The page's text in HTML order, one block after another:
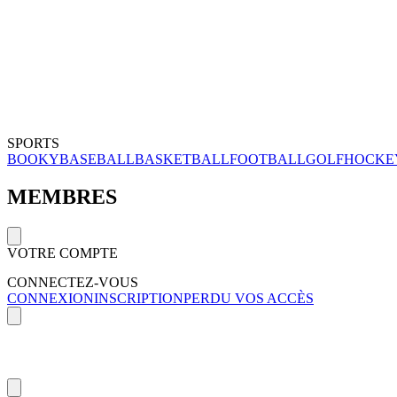
SPORTS
BOOKYBASEBALLBASKETBALLFOOTBALLGOLF
MEMBRES
VOTRE COMPTE
CONNECTEZ-VOUS
CONNEXIONINSCRIPTIONPERDU VOS ACCÈS